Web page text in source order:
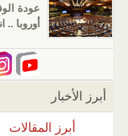
عودة
أوروبا ..
أبرز الأخبار
أبرز المقالات